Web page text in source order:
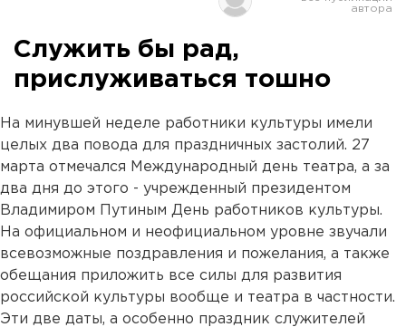
Оренбург
Служить бы рад,
прислуживаться тошно
На минувшей неделе работники культуры имели
целых два повода для праздничных застолий. 27
марта отмечался Международный день театра, а за
два дня до этого - учрежденный президентом
Владимиром Путиным День работников культуры.
На официальном и неофициальном уровне звучали
всевозможные поздравления и пожелания, а также
обещания приложить все силы для развития
российской культуры вообще и театра в частности.
Эти две даты, а особенно праздник служителей